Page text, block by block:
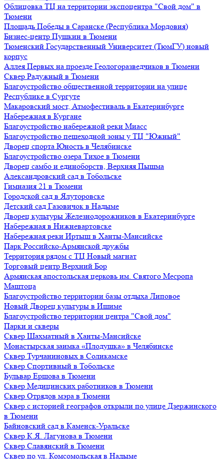
Облицовка ТЦ на территории экспоцентра "Свой дом" в
Тюмени
Площадь Победы в Саранске (Республика Мордовия)
Бизнес-центр Пушкин в Тюмени
Тюменский Государственный Университет (ТюмГУ) новый
корпус
Аллея Первых на проезде Геологоразведчиков в Тюмени
Сквер Радужный в Тюмени
Благоустройство общественной территории на улице
Республике в Сургуте
Макаровский мост, Атмофестиваль в Екатеринбурге
Набережная в Кургане
Благоустройство набережной реки Миасс
Благоустройство пешеходной зоны у ТЦ "Южный"
Дворец спорта Юность в Челябинске
Благоустройство озера Тихое в Тюмени
Дворец самбо и единоборств, Верхняя Пышма
Александровский сад в Тобольске
Гимназия 21 в Тюмени
Городской сад в Ялуторовске
Детский сад Газовичок в Надыме
Дворец культуры Железнодорожников в Екатеринбурге
Набережная в Нижневартовске
Набережная реки Иртыш в Ханты-Мансийске
Парк Российско-Армянской дружбы
Территория рядом с ТЦ Новый магнат
Торговый центр Верхний Бор
Армянская апостольская церковь им. Святого Месропа
Маштоца
Благоустройство территории базы отдыха Липовое
Нoвый Двoрeц культуры в Ишимe
Благоустройство территории центра "Свой дом"
Парки и скверы
Сквер Шахматный в Ханты-Мансийске
Монастырская заимка «Плодушка» в Челябинске
Сквер Турчаниновых в Соликамске
Сквер Спортивный в Тобольске
Бульвар Ершова в Тюмени
Сквер Медицинских работников в Тюмени
Сквер Отрядов мэра в Тюмени
Сквер с историей географов открыли по улице Дзержинского
в Тюмени
Байновский сад в Каменск-Уральске
Сквер К.Я. Лагунова в Тюмени
Сквер Славянский в Тюмени
Сквер по ул. Комсомольская в Надыме